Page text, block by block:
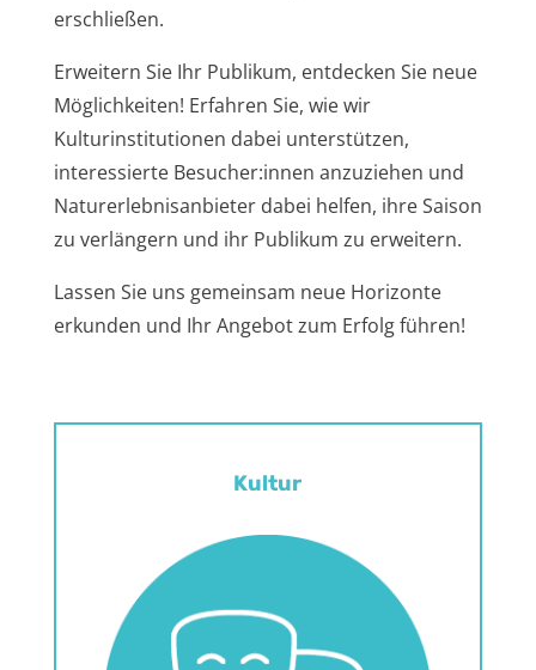
erschließen.
Erweitern Sie Ihr Publikum, entdecken Sie neue
Möglichkeiten! Erfahren Sie, wie wir
Kulturinstitutionen dabei unterstützen,
interessierte Besucher:innen anzuziehen und
Naturerlebnisanbieter dabei helfen, ihre Saison
zu verlängern und ihr Publikum zu erweitern.
Lassen Sie uns gemeinsam neue Horizonte
erkunden und Ihr Angebot zum Erfolg führen!
Kultur